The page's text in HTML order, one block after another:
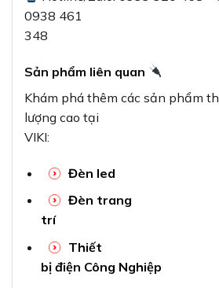
0938 461
348
Sản phẩm liên quan
Khám phá thêm các sản phẩm
lượng cao tại
VIKI:
Đèn led
Đèn trang
trí
Thiết
bị điện Công Nghiệp